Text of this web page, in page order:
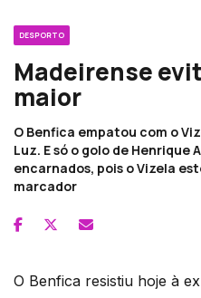
DESPORTO
Madeirense
maior
O Benfica empatou com o
Luz. E só o golo de
encarnados, pois o Vizela
marcador
O Benfica resistiu hoje à